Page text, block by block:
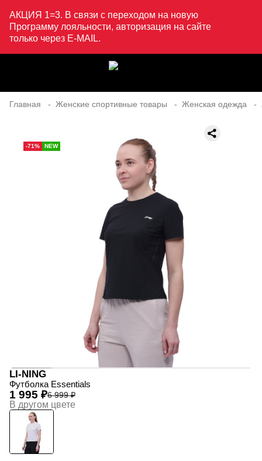
АКЦИЯ 1=3. В связи с переходом на новую
Программу лояльности, авторизация на сайте
только через E-MAIL.
Главная Женские спортивные товары Женская одежда
-71% NEW
LI-NING
Футболка Essentials
6 999 ₽
1 995 ₽
В другом цвете